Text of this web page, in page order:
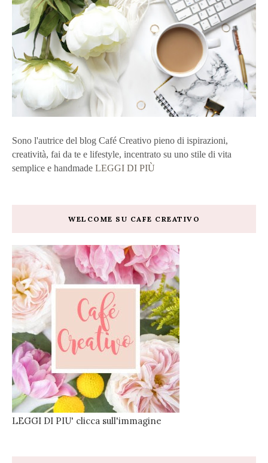
Sono l'autrice del blog Café Creativo pieno di ispirazioni,
creatività, fai da te e lifestyle, incentrato su uno stile di vita
semplice e handmade LEGGI DI PIÙ
WELCOME SU CAFE CREATIVO
LEGGI DI PIU' clicca sull'immagine